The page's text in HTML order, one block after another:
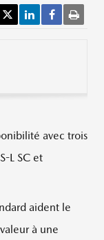
avec trois
L SC et
aident le
à une